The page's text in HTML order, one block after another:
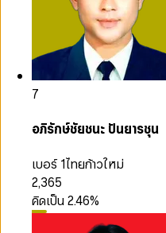
7
อภิรักษ์ชัยชนะ ปันยารชุน
เบอร์ 1ไทยก้าวใหม่
2,365
คิดเป็น2.46%